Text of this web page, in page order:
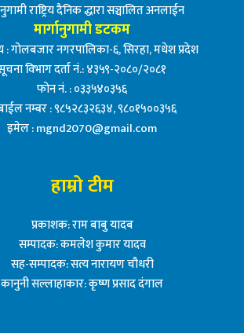
राष्ट्रिय दैनिक द्धारा सञ्चालित अनलाईन
मार्गानुगामी डटकम
: गोलबजार नगरपालिका-६, सिरहा, मधेश प्रदेश
विभाग दर्ता नं.: ४३५९-२०८०/२०८१
फोन नं. : ०३३५४०३५६
नम्बर : ९८५२८३२६३४, ९८०१५००३५६
इमेल :mgnd2070@gmail.com
हाम्रो टीम
प्रकाशक: राम बाबु यादब
सम्पादक: कमलेश कुमार यादव
सह-सम्पादक: सत्य नारायण चौधरी
कानुनी सल्लाहाकार: कृष्ण प्रसाद दंगाल